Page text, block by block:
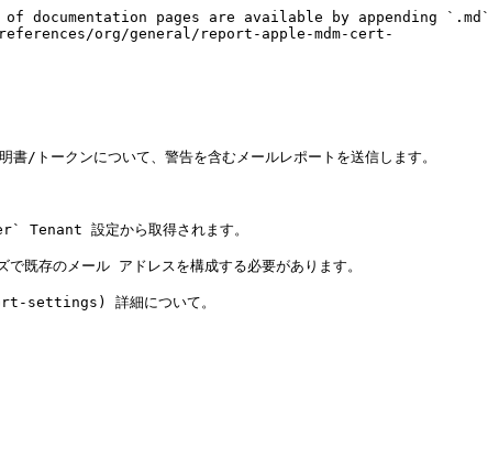
pages are available by appending `.md`
org/general/report-apple-mdm-cert-
ークンについて、警告を含むメールレポートを送信します。
Tenant 設定から取得されます。
のメール アドレスを構成する必要があります。
settings) 詳細について。